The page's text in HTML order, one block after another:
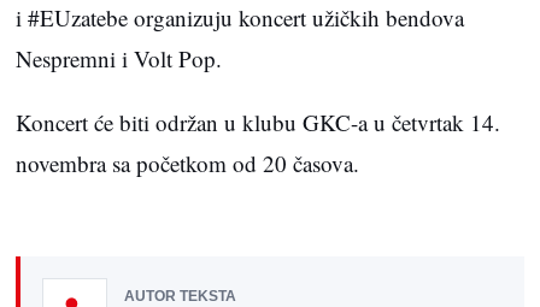
i #EUzatebe organizuju koncert užičkih bendova
Nespremni i Volt Pop.
Koncert će biti održan u klubu GKC-a u četvrtak 14.
novembra sa početkom od 20 časova.
AUTOR TEKSTA